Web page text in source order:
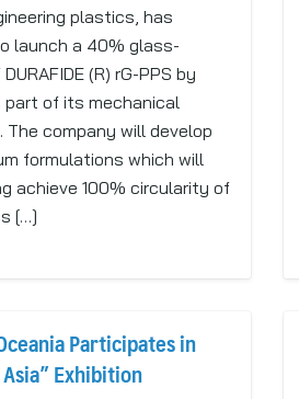
plastics, has
launch a 40% glass-
(R) rG-PPS by
part of its mechanical
company will develop
formulations which will
achieve 100% circularity of
[…]
Participates in
Exhibition